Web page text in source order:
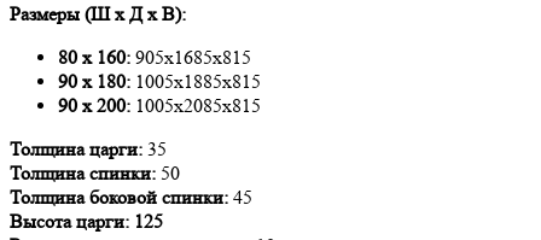
Размеры (Ш х Д х В):
80 х 160: 905x1685x815
90 х 180: 1005x1885x815
90 х 200: 1005x2085x815
Толщина царги: 35
Толщина спинки: 50
Толщина боковой спинки: 45
Высота царги: 125